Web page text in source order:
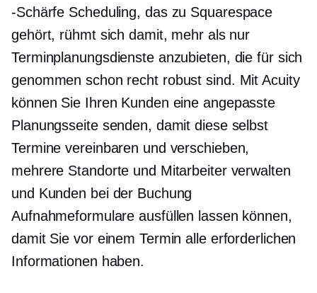
-Schärfe Scheduling, das zu Squarespace
gehört, rühmt sich damit, mehr als nur
Terminplanungsdienste anzubieten, die für sich
genommen schon recht robust sind. Mit Acuity
können Sie Ihren Kunden eine angepasste
Planungsseite senden, damit diese selbst
Termine vereinbaren und verschieben,
mehrere Standorte und Mitarbeiter verwalten
und Kunden bei der Buchung
Aufnahmeformulare ausfüllen lassen können,
damit Sie vor einem Termin alle erforderlichen
Informationen haben.